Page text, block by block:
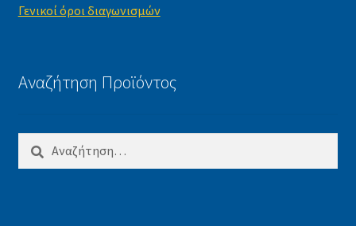
Γενικοί όροι διαγωνισμών
Αναζήτηση Προϊόντος
Αναζήτηση